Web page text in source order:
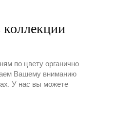
по цвету органично
Вашему вниманию
У нас вы можете